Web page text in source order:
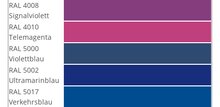
RAL 4008
Signalviolett
RAL 4010
Telemagenta
RAL 5000
Violettblau
RAL 5002
Ultramarinblau
RAL 5017
Verkehrsblau